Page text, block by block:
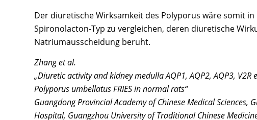
Der diuretische Wirksamkeit des Polyporus wäre somit
Spironolacton-Typ zu vergleichen, deren diuretische
Natriumausscheidung beruht.
Zhang et al.
„Diuretic activity and kidney medulla AQP1, AQP2, AQP3,
Polyporus umbellatus FRIES in normal rats“
Guangdong Provincial Academy of Chinese Medical Sciences,
Hospital, Guangzhou University of Traditional Chinese